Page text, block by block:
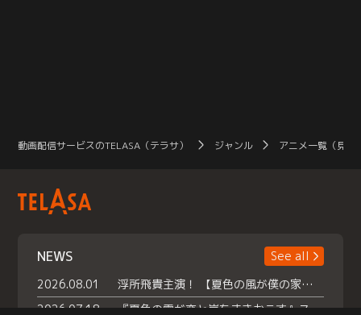
動画配信サービスのTELASA（テラサ） ジャンル アニメ一覧（見放
NEWS
See all
2026.08.01
浮所飛貴主演！ 【夏色の風が僕の家にやってきた】 本日よりテラサで独占配信スタート！
2026.07.18
『夏色の雲が恋と嵐をまきおこす』スペシャルメイキング 【Part1】2026年７月18日（土）23時30分～配信スタート！話題のシーンの裏側を大公開！豪華キャスト大集合！ 『武宮家 真夏の家族会議』開催！